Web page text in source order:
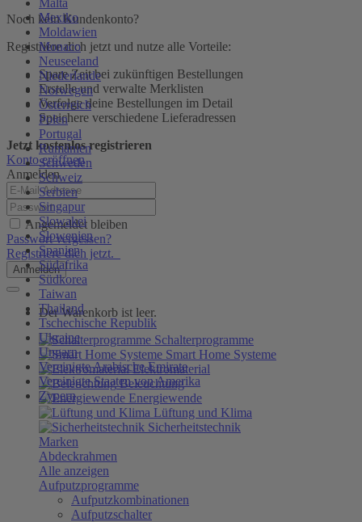
Malta
Mexiko
Moldawien
Monaco
Neuseeland
Niederlande
Norwegen
Österreich
Polen
Portugal
Rumänien
Schweden
Schweiz
Serbien
Singapur
Slowakei
Slowenien
Spanien
Südafrika
Südkorea
Taiwan
Thailand
Tschechische Republik
Ukraine
Ungarn
Vereinigte Arabische Emirate
Vereinigte Staaten von Amerika
Zypern
Noch kein Kundenkonto?
Registriere dich jetzt und nutze alle Vorteile:
Spare Zeit bei zukünftigen Bestellungen
Erstelle und verwalte Merklisten
Verfolge deine Bestellungen im Detail
Speichere verschiedene Lieferadressen
Jetzt kostenlos registrieren
Konto eröffnen
Anmelden
Angemeldet bleiben
Passwort vergessen?
Registriere dich jetzt.
Anmelden
Der Warenkorb ist leer.
Schalterprogramme
Smart Home Systeme
Elektromaterial
Beleuchtung
Energiewende
Lüftung und Klima
Sicherheitstechnik
Marken
Abdeckrahmen
Alle anzeigen
Aufputzprogramme
Aufputzkombinationen
Aufputzschalter